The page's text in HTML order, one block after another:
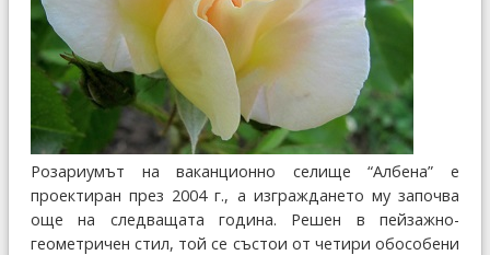
Розариумът на ваканционно селище “Албена” е
проектиран през 2004 г., а изграждането му започва
още на следващата година. Решен в пейзажно-
геометричен стил, той се състои от четири обособени